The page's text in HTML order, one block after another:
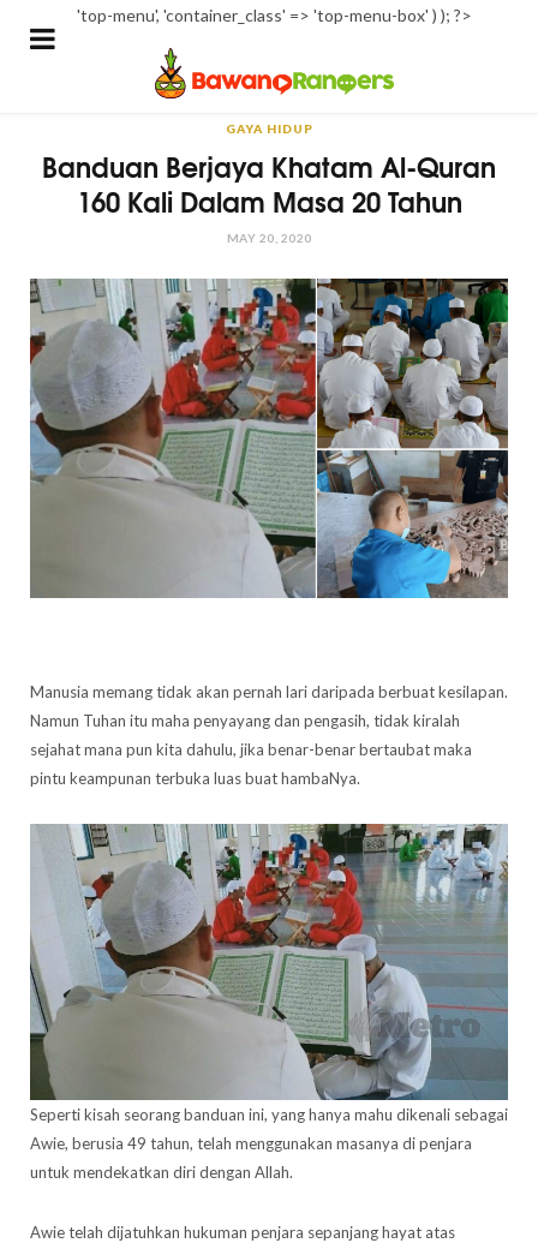
'top-menu', 'container_class' => 'top-menu-box' ) ); ?>
GAYA HIDUP
Banduan Berjaya Khatam Al-Quran
160 Kali Dalam Masa 20 Tahun
MAY 20, 2020
Manusia memang tidak akan pernah lari daripada berbuat kesilapan.
Namun Tuhan itu maha penyayang dan pengasih, tidak kiralah
sejahat mana pun kita dahulu, jika benar-benar bertaubat maka
pintu keampunan terbuka luas buat hambaNya.
Seperti kisah seorang banduan ini, yang hanya mahu dikenali sebagai
Awie, berusia 49 tahun, telah menggunakan masanya di penjara
untuk mendekatkan diri dengan Allah.
Awie telah dijatuhkan hukuman penjara sepanjang hayat atas